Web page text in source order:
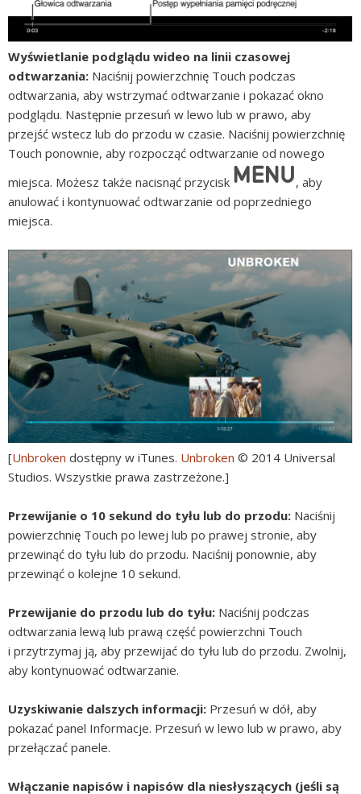
Wyświetlanie podglądu wideo na linii czasowej
odtwarzania: Naciśnij powierzchnię Touch podczas
odtwarzania, aby wstrzymać odtwarzanie i pokazać okno
podglądu. Następnie przesuń w lewo lub w prawo, aby
przejść wstecz lub do przodu w czasie. Naciśnij powierzchnię
Touch ponownie, aby rozpocząć odtwarzanie od nowego
miejsca. Możesz także nacisnąć przycisk
, aby
anulować i kontynuować odtwarzanie od poprzedniego
miejsca.
[Unbroken dostępny w iTunes. Unbroken © 2014 Universal
Studios. Wszystkie prawa zastrzeżone.]
Przewijanie o 10 sekund do tyłu lub do przodu: Naciśnij
powierzchnię Touch po lewej lub po prawej stronie, aby
przewinąć do tyłu lub do przodu. Naciśnij ponownie, aby
przewinąć o kolejne 10 sekund.
Przewijanie do przodu lub do tyłu: Naciśnij podczas
odtwarzania lewą lub prawą część powierzchni Touch
i przytrzymaj ją, aby przewijać do tyłu lub do przodu. Zwolnij,
aby kontynuować odtwarzanie.
Uzyskiwanie dalszych informacji: Przesuń w dół, aby
pokazać panel Informacje. Przesuń w lewo lub w prawo, aby
przełączać panele.
Włączanie napisów i napisów dla niesłyszących (jeśli są